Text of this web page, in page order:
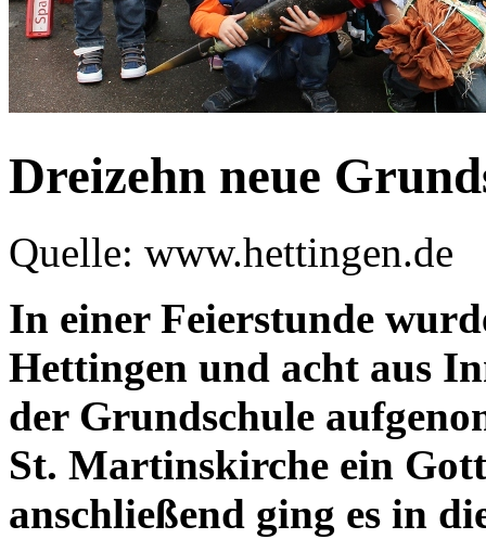
Dreizehn neue
Quelle: www.hettingen.de
In einer Feierstunde
Hettingen und acht aus
der Grundschule
St. Martinskirche ein
anschließend ging es in